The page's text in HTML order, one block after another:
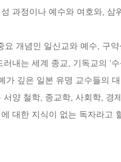
과정이나 예수와 여호와,
요 개념인 일신교와 예수,
내는 세계 종교, 기독교의 ‘
가 깊은 일본 유명 교수들의
양 철학, 종교학, 사회학, 경
대한 지식이 없는 독자라